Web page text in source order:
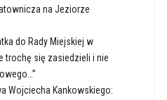
na Jeziorze
do Rady Miejskiej w
trochę się zasiedzieli i nie
Wojciecha Kankowskiego: